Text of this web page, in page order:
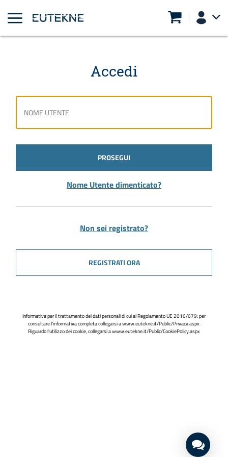
Accedi
PROSEGUI
Nome Utente dimenticato?
Non sei registrato?
REGISTRATI ORA
Informativa per il trattamento dei dati personali di cui al Regolamento UE 2016/679: per
consultare l'informativa completa collegarsi awww.eutekne.it/Public/Privacy.aspx.
Riguardo l'utilizzo dei cookie, collegarsi awww.eutekne.it/Public/CookiePolicy.aspx